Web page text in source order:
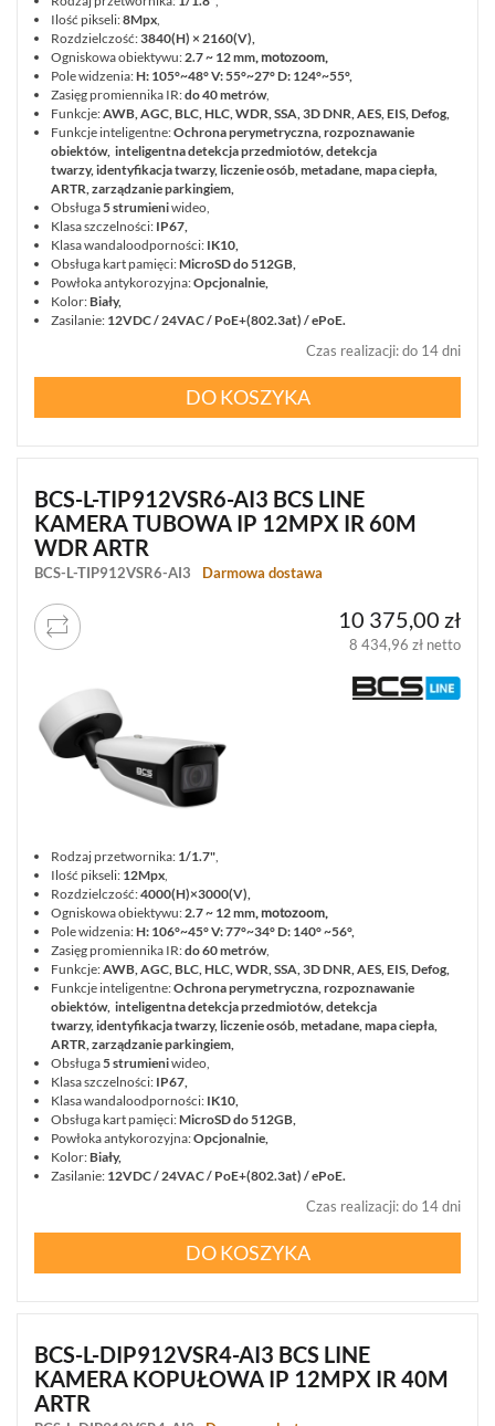
Ilość pikseli:8Mpx,
Rozdzielczość:3840(H) × 2160(V),
Ogniskowa obiektywu:2.7 ~ 12 mm, motozoom,
Pole widzenia:H: 105°~48° V: 55°~27° D: 124°~55°,
Zasięg promiennika IR:do 40 metrów,
Funkcje:AWB, AGC, BLC, HLC, WDR, SSA, 3D DNR, AES, EIS, Defog,
Funkcje inteligentne:Ochrona perymetryczna, rozpoznawanie
obiektów, inteligentna detekcja przedmiotów, detekcja
twarzy, identyfikacja twarzy, liczenie osób, metadane, mapa ciepła,
ARTR, zarządzanie parkingiem,
Obsługa5 strumieniwideo,
Klasa szczelności: IP67,
Klasa wandaloodporności: IK10,
Obsługa kart pamięci:MicroSD do 512GB,
Powłoka antykorozyjna:Opcjonalnie,
Kolor:Biały,
Zasilanie: 12VDC / 24VAC / PoE+(802.3at) / ePoE.
Czas realizacji:do 14 dni
DO KOSZYKA
BCS-L-TIP912VSR6-AI3 BCS LINE
KAMERA TUBOWA IP 12MPX IR 60M
WDR ARTR
BCS-L-TIP912VSR6-AI3 Darmowa dostawa
10 375,00 zł
8 434,96 zł netto
Rodzaj przetwornika: 1/1.7",
Ilość pikseli: 12Mpx,
Rozdzielczość:4000(H)×3000(V),
Ogniskowa obiektywu:2.7 ~ 12 mm, motozoom,
Pole widzenia:H: 106°~45° V: 77°~34° D: 140° ~56°,
Zasięg promiennika IR:do 60 metrów,
Funkcje:AWB, AGC, BLC, HLC, WDR, SSA, 3D DNR, AES, EIS, Defog,
Funkcje inteligentne:Ochrona perymetryczna, rozpoznawanie
obiektów, inteligentna detekcja przedmiotów, detekcja
twarzy, identyfikacja twarzy, liczenie osób, metadane, mapa ciepła,
ARTR, zarządzanie parkingiem,
Obsługa5 strumieniwideo,
Klasa szczelności: IP67,
Klasa wandaloodporności: IK10,
Obsługa kart pamięci:MicroSD do 512GB,
Powłoka antykorozyjna:Opcjonalnie,
Kolor:Biały,
Zasilanie: 12VDC / 24VAC / PoE+(802.3at) / ePoE.
Czas realizacji:do 14 dni
DO KOSZYKA
BCS-L-DIP912VSR4-AI3 BCS LINE
KAMERA KOPUŁOWA IP 12MPX IR 40M
ARTR